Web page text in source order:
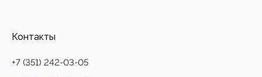
Контакты
+7 (351) 242-03-05